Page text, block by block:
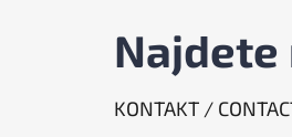
Najdete
KONTAKT /